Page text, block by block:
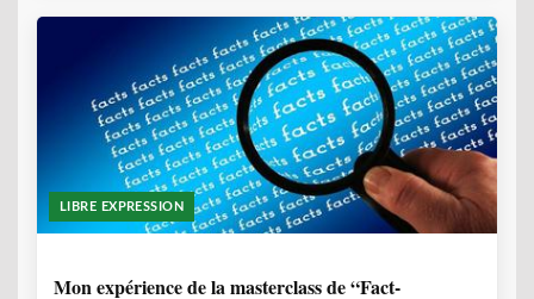
LIBRE EXPRESSION
Mon expérience de la masterclass de “Fact-